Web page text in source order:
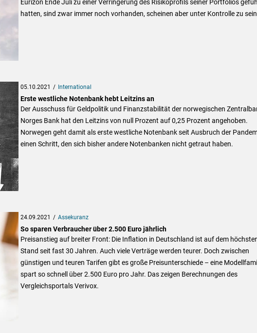
Eurizon Ende Juli zu einer Verringerung des Risikoprofils seiner Portfolios
hatten, sind zwar immer noch vorhanden, scheinen aber unter Kontrolle zu
05.10.2021 International
Erste westliche Notenbank hebt Leitzins an
Der Ausschuss für Geldpolitik und Finanzstabilität der norwegischen
Norges Bank hat den Leitzins von null Prozent auf 0,25 Prozent angehoben.
Norwegen geht damit als erste westliche Notenbank seit Ausbruch der
einen Schritt, den sich bisher andere Notenbanken nicht getraut haben.
24.09.2021 Assekuranz
So sparen Verbraucher über 2.500 Euro jährlich
Preisanstieg auf breiter Front: Die Inflation in Deutschland ist auf dem
Stand seit fast 30 Jahren. Auch viele Verträge werden teurer. Doch zwischen
günstigen und teuren Tarifen gibt es große Preisunterschiede – eine
spart so schnell über 2.500 Euro pro Jahr. Das zeigen Berechnungen des
Vergleichsportals Verivox.